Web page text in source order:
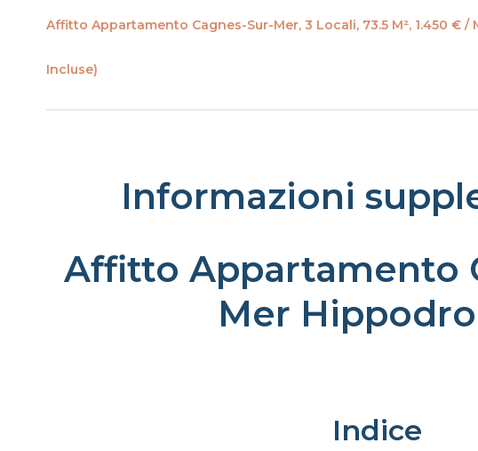
Affitto Appartamento Cagnes-Sur-Mer, 3 Locali, 73.5 M², 1.450 € /
Incluse)
Informazioni
Affitto Appartamento
Mer
Indice